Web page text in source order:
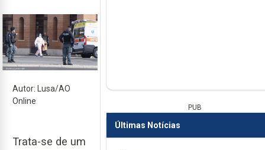
Autor: Lusa/AO
Online
Trata-se de um
PUB
Últimas Notícias